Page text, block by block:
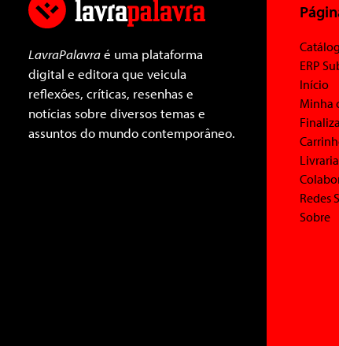
LavraPalavraé uma plataforma
digital e editora que veicula
reflexões, críticas, resenhas e
notícias sobre diversos temas e
assuntos do mundo contemporâneo.
ERP
Início
Minha
Livraria
Redes
Sobre